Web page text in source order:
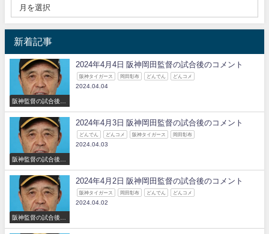
新着記事
阪神監督の試合後の
2024年4月4日 阪神岡田監督の試合後のコメント
阪神タイガース 岡田彰布 どんでん どんコメ
2024.04.04
阪神監督の試合後の
2024年4月3日 阪神岡田監督の試合後のコメント
どんでん どんコメ 阪神タイガース 岡田彰布
2024.04.03
阪神監督の試合後の
2024年4月2日 阪神岡田監督の試合後のコメント
阪神タイガース 岡田彰布 どんでん どんコメ
2024.04.02